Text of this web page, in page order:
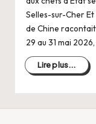
ie
Selles-sur-Cher Et
de Chine
29 au 31 mai
Lire plus...